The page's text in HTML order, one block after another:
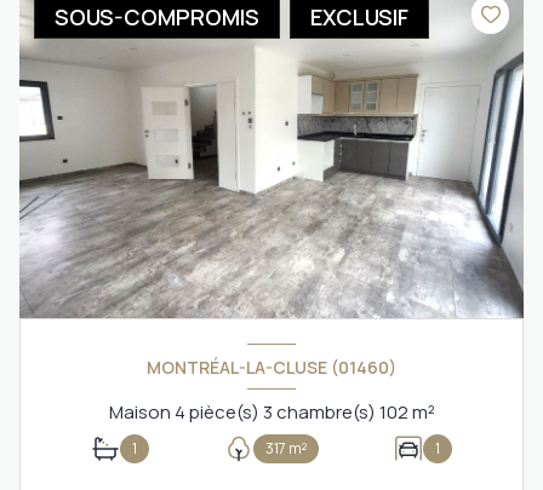
SOUS-COMPROMIS EXCLUSIF
MONTRÉAL-LA-CLUSE (01460)
Maison 4 pièce(s) 3 chambre(s) 102 m²
1 317 m² 1